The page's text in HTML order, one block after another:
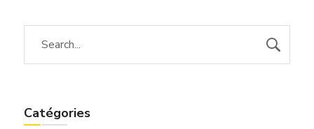
Catégories